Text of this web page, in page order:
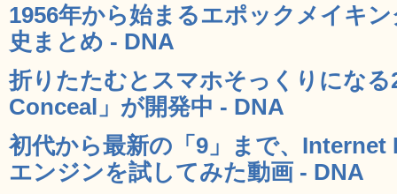
1956年から始まるエポックメイキ
史まとめ - DNA
折りたたむとスマホそっくりにな
Conceal」が開発中 - DNA
初代から最新の「9」まで、
エンジンを試してみた動画 - DNA